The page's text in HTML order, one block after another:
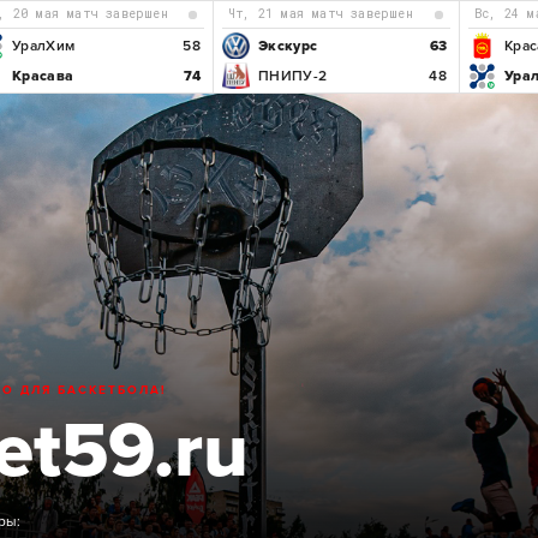
20 мая матч завершен
УралХим
58
Красава
74
чт, 21 мая матч завершен
Экскурс
63
ПНИПУ-2
48
вс, 24
ДЛЯ БАСКЕТБОЛА!